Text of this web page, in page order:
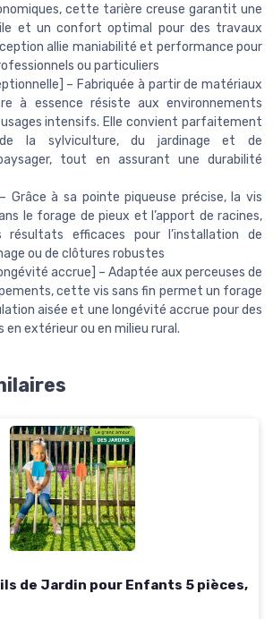
cette tarière creuse garantit une
et un confort optimal pour des travaux
allie maniabilité et performance pour
ou particuliers
– Fabriquée à partir de matériaux
à essence résiste aux environnements
intensifs. Elle convient parfaitement
la sylviculture, du jardinage et de
tout en assurant une durabilité
Grâce à sa pointe piqueuse précise, la vis
le forage de pieux et l’apport de racines,
résultats efficaces pour l’installation de
ou de clôtures robustes
accrue] – Adaptée aux perceuses de
cette vis sans fin permet un forage
aisée et une longévité accrue pour des
extérieur ou en milieu rural.
de Jardin pour Enfants 5 pièces,